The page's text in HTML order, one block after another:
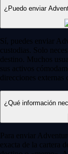
¿Puedo enviar
Sí, puedes enviar
custodias. Solo
destino. Muchos
sus activos
direcciones externas
¿Qué información
Para enviar
exacta de la cartera